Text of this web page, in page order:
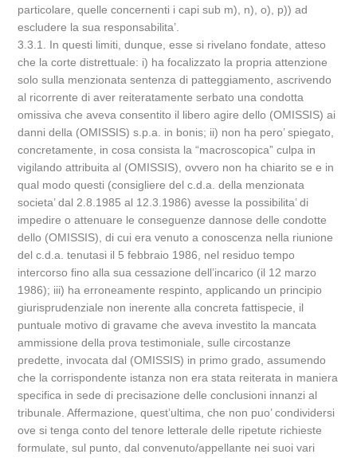
particolare, quelle concernenti i capi sub m), n), o), p)) ad
escludere la sua responsabilita’.
3.3.1. In questi limiti, dunque, esse si rivelano fondate, atteso
che la corte distrettuale: i) ha focalizzato la propria attenzione
solo sulla menzionata sentenza di patteggiamento, ascrivendo
al ricorrente di aver reiteratamente serbato una condotta
omissiva che aveva consentito il libero agire dello (OMISSIS) ai
danni della (OMISSIS) s.p.a. in bonis; ii) non ha pero’ spiegato,
concretamente, in cosa consista la “macroscopica” culpa in
vigilando attribuita al (OMISSIS), ovvero non ha chiarito se e in
qual modo questi (consigliere del c.d.a. della menzionata
societa’ dal 2.8.1985 al 12.3.1986) avesse la possibilita’ di
impedire o attenuare le conseguenze dannose delle condotte
dello (OMISSIS), di cui era venuto a conoscenza nella riunione
del c.d.a. tenutasi il 5 febbraio 1986, nel residuo tempo
intercorso fino alla sua cessazione dell’incarico (il 12 marzo
1986); iii) ha erroneamente respinto, applicando un principio
giurisprudenziale non inerente alla concreta fattispecie, il
puntuale motivo di gravame che aveva investito la mancata
ammissione della prova testimoniale, sulle circostanze
predette, invocata dal (OMISSIS) in primo grado, assumendo
che la corrispondente istanza non era stata reiterata in maniera
specifica in sede di precisazione delle conclusioni innanzi al
tribunale. Affermazione, quest’ultima, che non puo’ condividersi
ove si tenga conto del tenore letterale delle ripetute richieste
formulate, sul punto, dal convenuto/appellante nei suoi vari